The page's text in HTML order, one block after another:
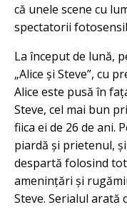
că unele scene cu
spectatorii
La început de lună,
„Alice și Steve”, cu
Alice este pusă în
Steve, cel mai bun
fiica ei de 26 de ani.
piardă și prietenul,
despartă folosind
amenințări și
Steve. Serialul